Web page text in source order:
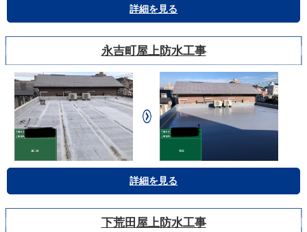
詳細を見る
永吉町屋上防水工事
詳細を見る
下荒田屋上防水工事